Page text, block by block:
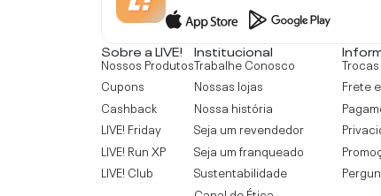
Sobre a LIVE!
Nossos Produtos
Cupons
Cashback
LIVE! Friday
LIVE! Run XP
LIVE! Club
Institucional
Trabalhe Conosco
Nossas lojas
Nossa história
Seja um revendedor
Seja um franqueado
Sustentabilidade
Frete